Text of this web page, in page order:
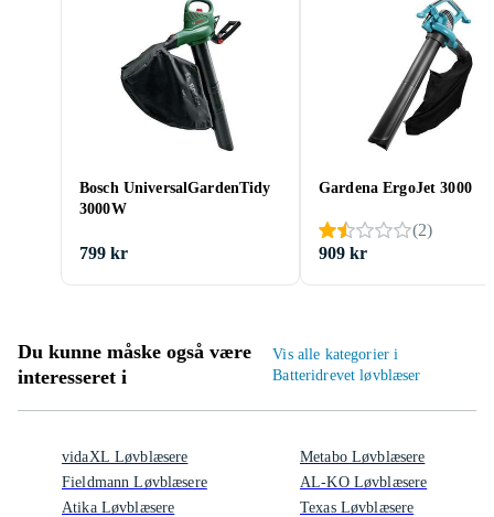
Bosch UniversalGardenTidy
3000W
799 kr
Gardena ErgoJet 3000
(2)
909 kr
Du kunne måske også være
interesseret i
Vis alle kategorier i
Batteridrevet løvblæser
vidaXL Løvblæsere
Fieldmann Løvblæsere
Atika Løvblæsere
Metabo Løvblæsere
AL-KO Løvblæsere
Texas Løvblæsere